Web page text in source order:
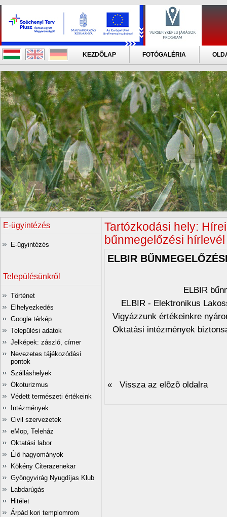
KEZDÕLAP FOTÓGALÉRIA
E-ügyintézés
E-ügyintézés
Településünkről
Történet
Elhelyezkedés
Google térkép
Települési adatok
Jelképek: zászló, címer
Nevezetes tájékozódási
pontok
Szálláshelyek
Ökoturizmus
Védett természeti értékeink
Intézmények
Civil szervezetek
eMop, Teleház
Oktatási labor
Élő hagyományok
Kökény Citerazenekar
Gyöngyvirág Nyugdíjas Klub
Labdarúgás
Hitélet
Árpád kori templomrom
Tartózkodási hely:
bűnmegelőzési
ELBIR
ELBIR
ELBIR - Elektronikus
Vigyázzunk értékeinkre
Oktatási intézmények
« Vissza az elõzõ oldalra